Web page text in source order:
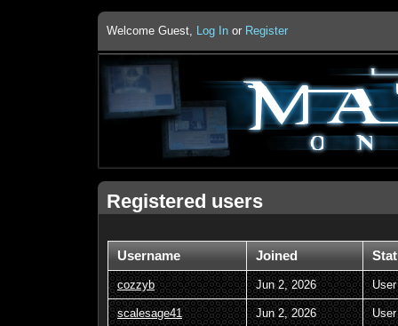
Welcome Guest, Log In or Register
Registered users
Username Joined
cozzyb Jun 2, 2026 User
scalesage41 Jun 2, 2026 User